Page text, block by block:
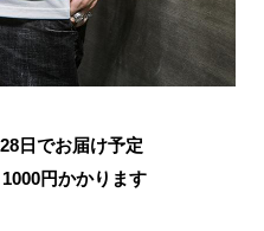
日でお届け予定
1000円かかります